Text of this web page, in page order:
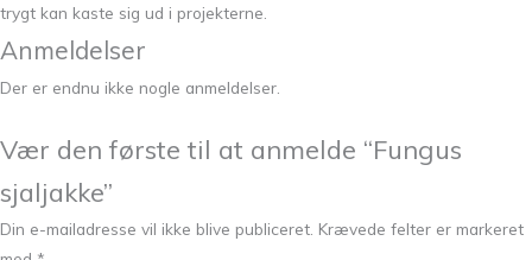
trygt kan kaste sig ud i projekterne.
Anmeldelser
Der er endnu ikke nogle anmeldelser.
Vær den første til at anmelde “Fungus
sjaljakke”
Din e-mailadresse vil ikke blive publiceret. Krævede felter er markeret